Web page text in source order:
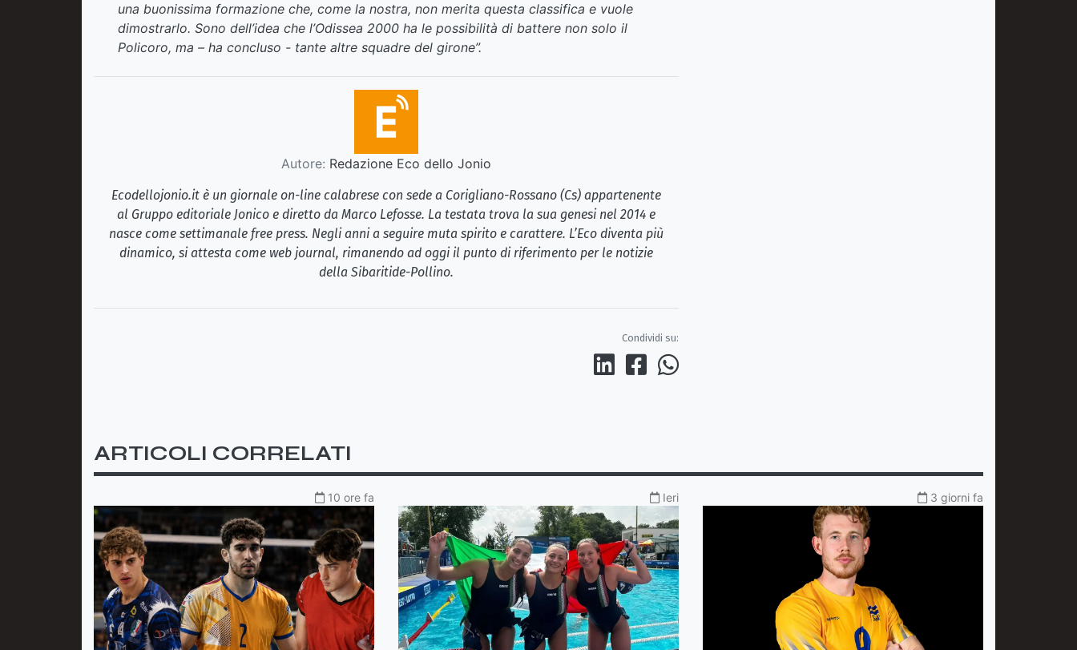
una buonissima formazione che, come la nostra, non merita questa classifica e vuole
dimostrarlo. Sono dell’idea che l’Odissea 2000 ha le possibilità di battere non solo il
Policoro, ma – ha concluso - tante altre squadre del girone”.
Autore: Redazione Eco dello Jonio
Ecodellojonio.it è un giornale on-line calabrese con sede a Corigliano-Rossano (Cs) appartenente
al Gruppo editoriale Jonico e diretto da Marco Lefosse. La testata trova la sua genesi nel 2014 e
nasce come settimanale free press. Negli anni a seguire muta spirito e carattere. L’Eco diventa più
dinamico, si attesta come web journal, rimanendo ad oggi il punto di riferimento per le notizie
della Sibaritide-Pollino.
Condividi su:
ARTICOLI CORRELATI
10 ore fa Ieri 3 giorni fa